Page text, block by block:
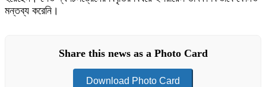
মন্তব্য করেনি।
Share this news as a Photo Card
Download Photo Card